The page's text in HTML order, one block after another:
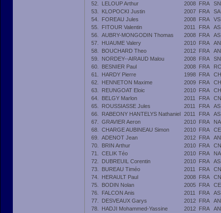
52.
LELOUP Arthur 2008 FRA
53.
KLOPOCKI Justin 2007 FRA
54.
FOREAU Jules 2008 FRA
55.
FITOUR Valentin 2011 FRA
56.
AUBRY-MONGODIN Thomas 2008 FRA
57.
HUAUME Valery 2010 FRA
58.
BOUCHARD Theo 2012 FRA
59.
NORDEY--AIRAUD Malou 2008 FRA
60.
BESNIER Paul 2008 FRA
61.
HARDY Pierre 1998 FRA
62.
HENNETON Maxime 2009 FRA
63.
REUNGOAT Eloic 2010 FRA
64.
BELGY Marlon 2011 FRA
65.
ROUSSIASSE Jules 2011 FRA
66.
RABEONY HANTELYS Nathaniel 2011 FRA
67.
GRAVIER Aeron 2010 FRA
68.
CHARGE AUBINEAU Simon 2010 FRA
69.
ADENOT Jean 2012 FRA
70.
BRIN Arthur 2010 FRA
71.
CELIK Téo 2010 FRA
72.
DUBREUIL Corentin 2010 FRA
73.
BUREAU Timéo 2011 FRA
74.
HERAULT Paul 2008 FRA
75.
BODIN Nolan 2005 FRA
76.
FALCON Anis 2011 FRA
77.
DESVEAUX Garys 2012 FRA
78.
HADJI Mohammed-Yassine 2012 FRA